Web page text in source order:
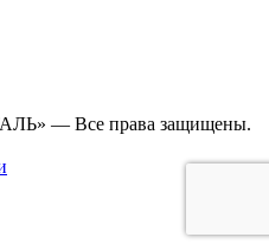
— Все права защищены.